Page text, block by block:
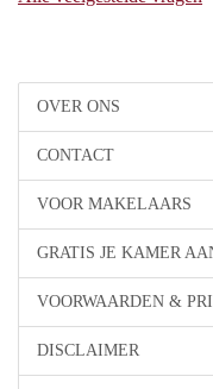
OVER ONS
CONTACT
VOOR MAKELAARS
GRATIS JE KAMER
VOORWAARDEN &
DISCLAIMER